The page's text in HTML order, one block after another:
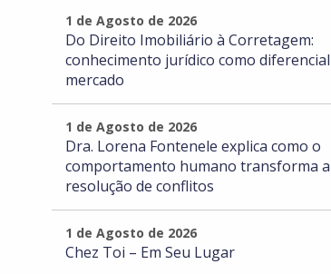
1 de Agosto de 2026
Do Direito Imobiliário à Corretagem:
conhecimento jurídico como
mercado
1 de Agosto de 2026
Dra. Lorena Fontenele explica como o
comportamento humano transforma a
resolução de conflitos
1 de Agosto de 2026
Chez Toi – Em Seu Lugar